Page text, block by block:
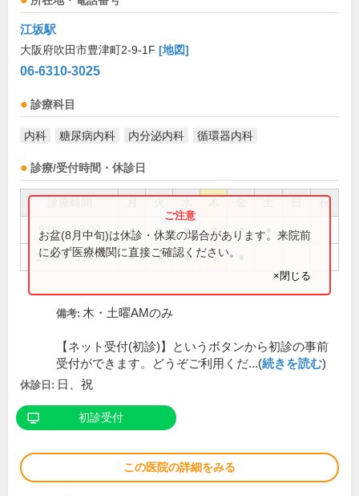
江坂駅
大阪府吹田市豊津町2-9-1F [地図]
06-6310-3025
診療科目
内科 糖尿病内科 内分泌内科 循環器内科
診療/受付時間・休診日
祝
9:00～13:00 ● ● ● ● ●
15:00～19:00 ● ● ●
お盆(8月中旬)は休診・休業の場合があります。来院前
に必ず医療機関に直接ご確認ください。
×閉じる
備考: 木・土曜AMのみ
【ネット受付(初診)】というボタンから初診の事前
受付ができます。どうぞご利用くだ...(続きを読む)
休診日: 日、祝
初診受付
この医院の詳細をみる